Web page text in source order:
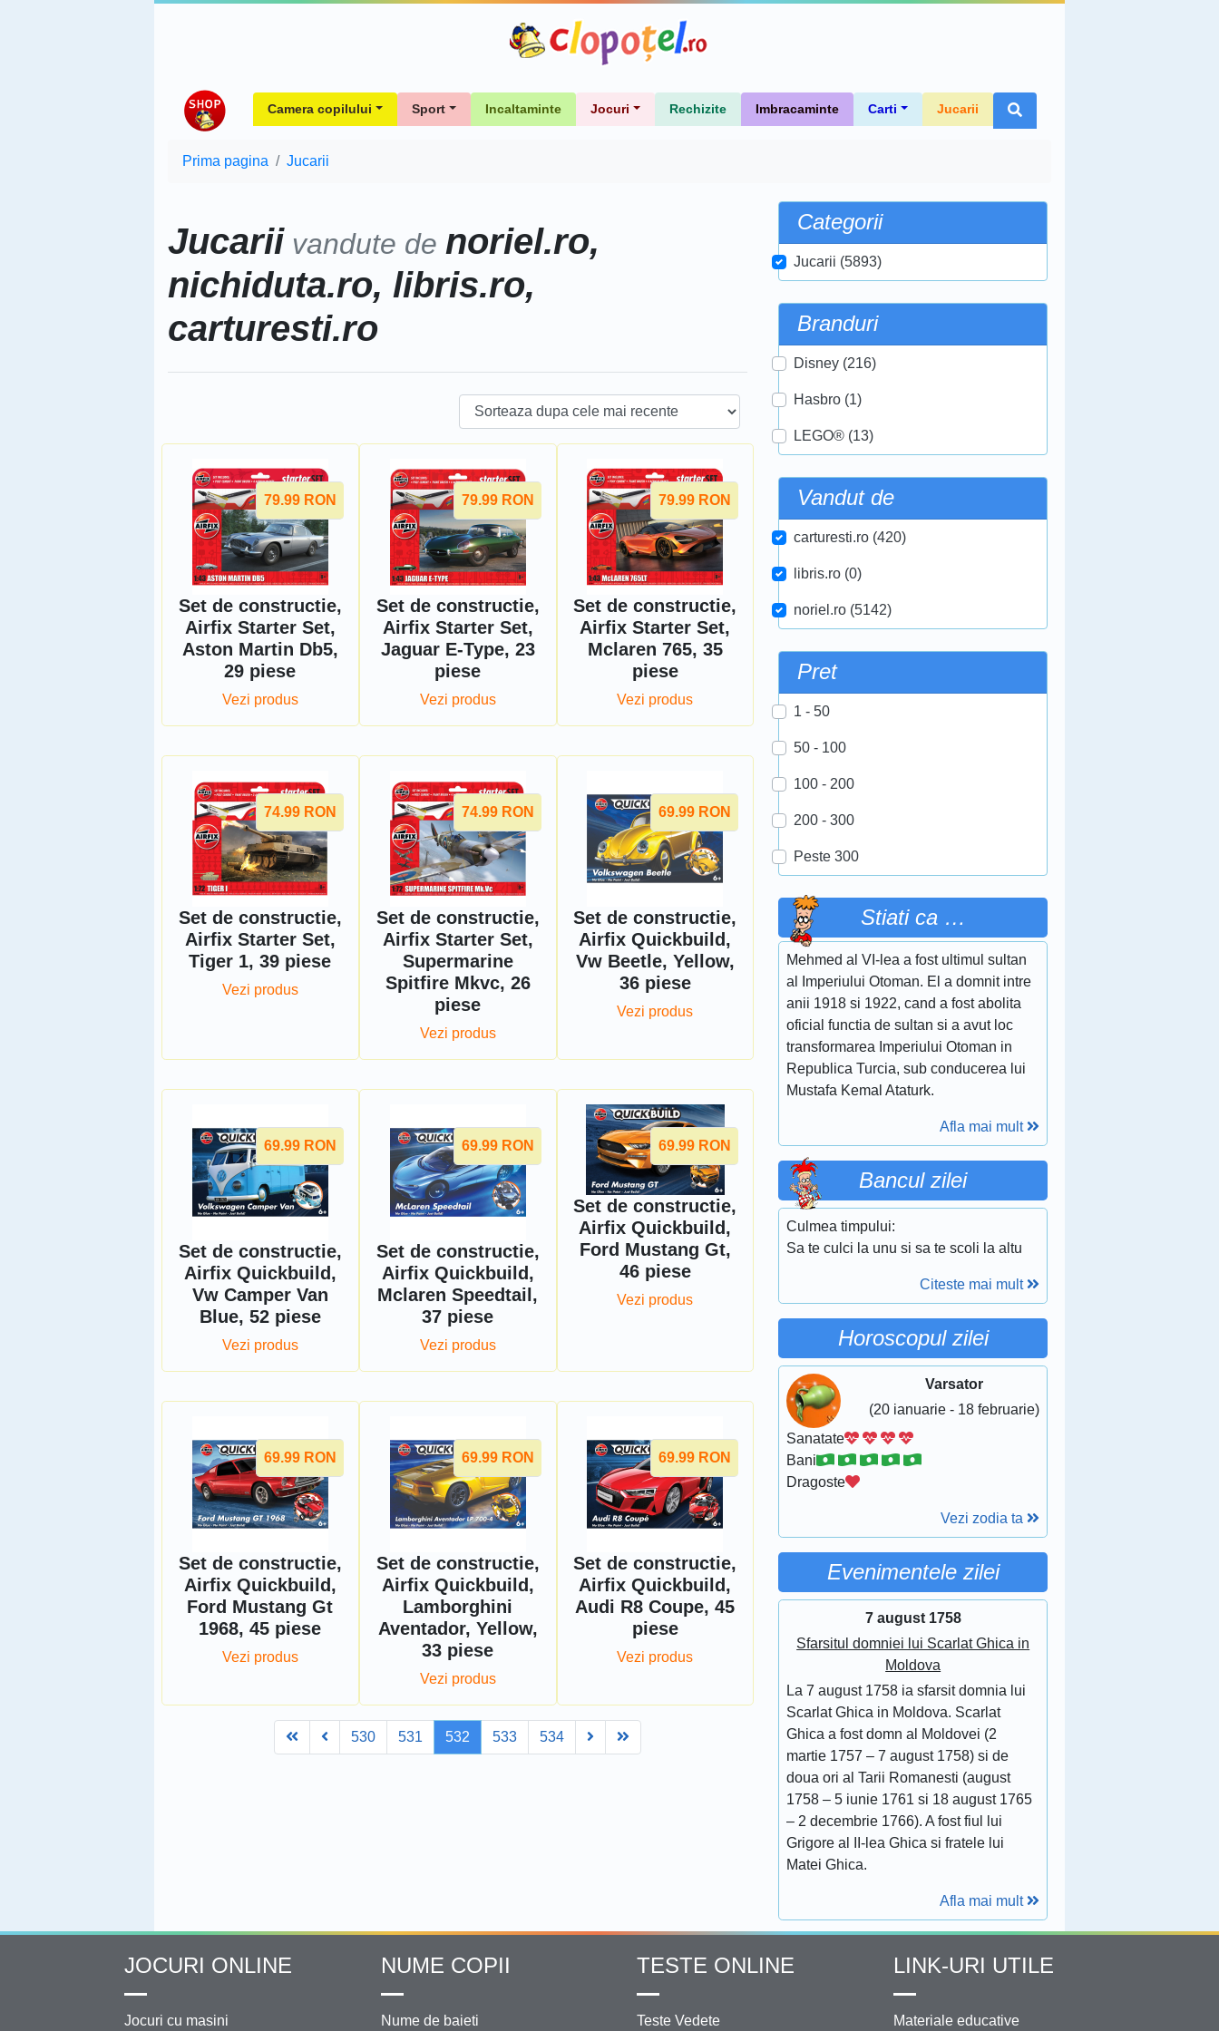
Camera copilului Sport Incaltaminte Jocuri Rechizite Imbracaminte Carti Jucarii
Prima pagina Jucarii
Jucarii vandute de noriel.ro,
nichiduta.ro, libris.ro,
carturesti.ro
79.99 RON
Set de constructie,
Airfix Starter Set,
Aston Martin Db5,
29 piese
Vezi produs
79.99 RON
Set de constructie,
Airfix Starter Set,
Jaguar E-Type, 23
piese
Vezi produs
79.99 RON
Set de constructie,
Airfix Starter Set,
Mclaren 765, 35
piese
Vezi produs
74.99 RON
Set de constructie,
Airfix Starter Set,
Tiger 1, 39 piese
Vezi produs
74.99 RON
Set de constructie,
Airfix Starter Set,
Supermarine
Spitfire Mkvc, 26
piese
Vezi produs
69.99 RON
Set de constructie,
Airfix Quickbuild,
Vw Beetle, Yellow,
36 piese
Vezi produs
69.99 RON
Set de constructie,
Airfix Quickbuild,
Vw Camper Van
Blue, 52 piese
Vezi produs
69.99 RON
Set de constructie,
Airfix Quickbuild,
Mclaren Speedtail,
37 piese
Vezi produs
69.99 RON
Set de constructie,
Airfix Quickbuild,
Ford Mustang Gt,
46 piese
Vezi produs
69.99 RON
Set de constructie,
Airfix Quickbuild,
Ford Mustang Gt
1968, 45 piese
Vezi produs
69.99 RON
Set de constructie,
Airfix Quickbuild,
Lamborghini
Aventador, Yellow,
33 piese
Vezi produs
69.99 RON
Set de constructie,
Airfix Quickbuild,
Audi R8 Coupe, 45
piese
Vezi produs
FirstPrev530 531 532 533 534 Next
Categorii
Jucarii (5893)
Branduri
Disney (216)
Hasbro (1)
LEGO® (13)
Vandut de
carturesti.ro (420)
libris.ro (0)
noriel.ro (5142)
Pret
1 - 50
50 - 100
100 - 200
200 - 300
Peste 300
Stiati ca …
Mehmed al VI-lea a fost ultimul sultan
al Imperiului Otoman. El a domnit intre
anii 1918 si 1922, cand a fost abolita
oficial functia de sultan si a avut loc
transformarea Imperiului Otoman in
Republica Turcia, sub conducerea lui
Mustafa Kemal Ataturk.
Afla mai mult
Bancul zilei
Culmea timpului:
Sa te culci la unu si sa te scoli la altu
Citeste mai mult
Horoscopul zilei
Varsator
(20 ianuarie - 18 februarie)
Sanatate
Bani
Dragoste
Vezi zodia ta
Evenimentele zilei
7 august 1758
Sfarsitul domniei lui Scarlat Ghica in
Moldova
La 7 august 1758 ia sfarsit domnia lui
Scarlat Ghica in Moldova. Scarlat
Ghica a fost domn al Moldovei (2
martie 1757 – 7 august 1758) si de
doua ori al Tarii Romanesti (august
1758 – 5 iunie 1761 si 18 august 1765
– 2 decembrie 1766). A fost fiul lui
Grigore al II-lea Ghica si fratele lui
Matei Ghica.
Afla mai mult
JOCURI ONLINE
Jocuri cu masini
NUME COPII
Nume de baieti
TESTE ONLINE
Teste Vedete
LINK-URI UTILE
Materiale educative